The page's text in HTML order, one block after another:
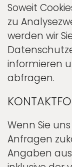
Soweit
zu
werden wir
informieren
abfragen.
Wenn Sie
Anfragen
Angaben